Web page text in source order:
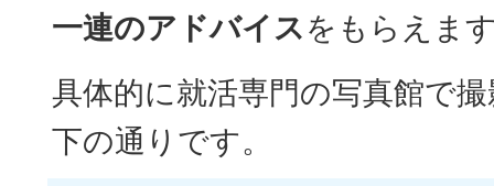
一連のアドバイスをもらえま
具体的に就活専門の写真館で
下の通りです。